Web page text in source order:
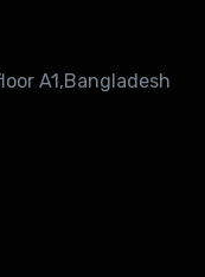
A1,Bangladesh